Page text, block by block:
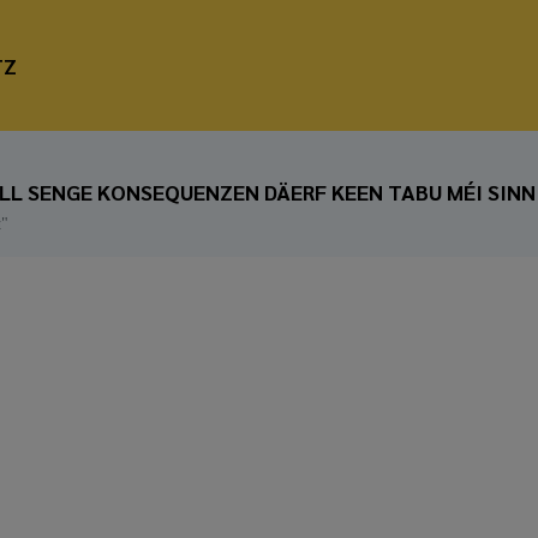
SENGE KONSEQUENZEN DÄERF KEEN TABU MÉI SINN